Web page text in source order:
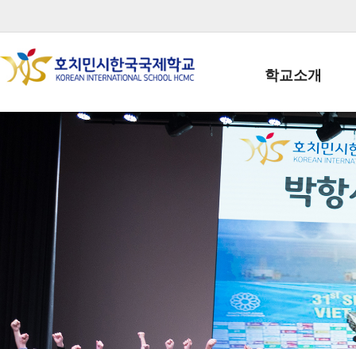
학교소개
학교장인사말
학생회장인사말
학교상징
학교 CI
교직원현황
학생현황
위치/전화
전경사진